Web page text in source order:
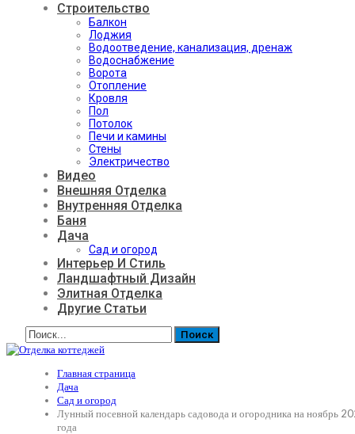
Строительство
Балкон
Лоджия
Водоотведение, канализация, дренаж
Водоснабжение
Ворота
Отопление
Кровля
Пол
Потолок
Печи и камины
Стены
Электричество
Видео
Внешняя Отделка
Внутренняя Отделка
Баня
Дача
Сад и огород
Интерьер И Стиль
Ландшафтный Дизайн
Элитная Отделка
Другие Статьи
Главная страница
Дача
Сад и огород
Лунный посевной календарь садовода и огородника на ноябрь
года